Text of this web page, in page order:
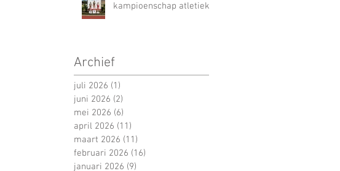
kampioenschap atletiek
Archief
juli 2026 (1)
juni 2026 (2)
mei 2026 (6)
april 2026 (11)
maart 2026 (11)
februari 2026 (16)
januari 2026 (9)